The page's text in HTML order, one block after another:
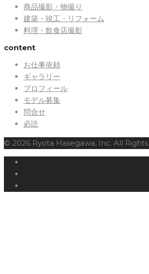
商品撮影・物撮り
建築・竣工・リフォーム
料理・飲食店撮影
content
お仕事依頼
ギャラリー
プロフィール
モデル募集
問合せ
必読
© 2026 Ryota Hasegawa, Inc. All